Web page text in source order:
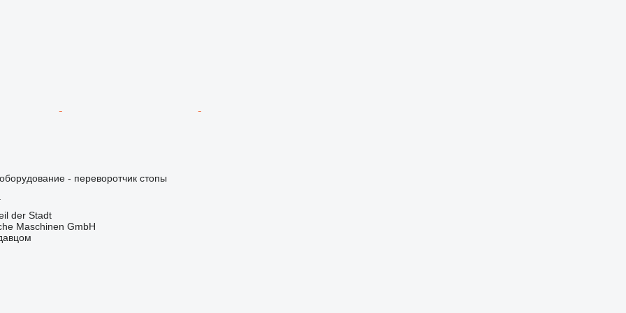
- переворотчик стопы
der Stadt
Maschinen GmbH